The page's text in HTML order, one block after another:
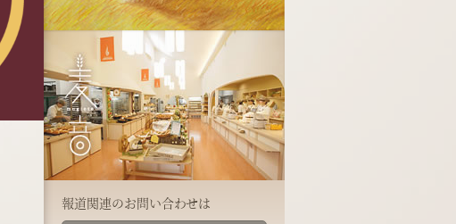
報道関連のお問い合わせは